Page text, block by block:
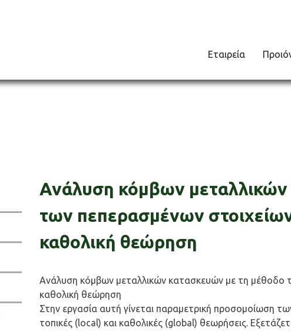
Εταιρεία
Ανάλυση κόμβων
των πεπερασμένων
καθολική θεώρηση
Ανάλυση κόμβων μεταλλικών κατασκευών με τη μέθοδο
καθολική θεώρηση
Στην εργασία αυτή γίνεται παραμετρική προσομοίωση
τοπικές (local) και καθολικές (global) θεωρήσεις.